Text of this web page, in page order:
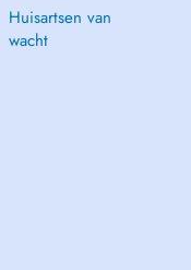
Huisartsen van
wacht